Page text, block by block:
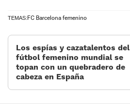
TEMAS: FC Barcelona femenino
Los espías y cazatalentos del
fútbol femenino mundial se
topan con un quebradero de
cabeza en España